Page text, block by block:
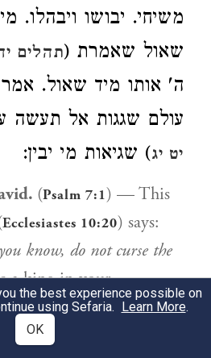
משיחי. יבושו ויבהלו.
שאול שאמרת (תהלים
ה' אותו מיד שאול. אמר
עולם שגגות אל תעשה
יט יג) שגיאות מי יבין:
(Psalm 7:1) — This
Ecclesiastes 10:20) says:
know, do not curse the
a king in your
curse a wealthy man
...for the bird of heaven
the best experience possible on
using Sefaria. Learn More.
OK